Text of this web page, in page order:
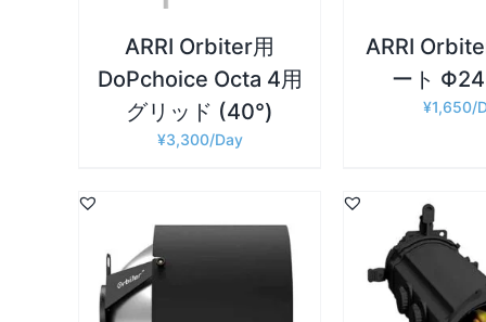
ARRI Orbiter用
DoPchoice Octa 4用
グリッド (40°)
¥3,300
ARRI
ート
¥1,650
お買い物カゴに追加 お買い物カゴに